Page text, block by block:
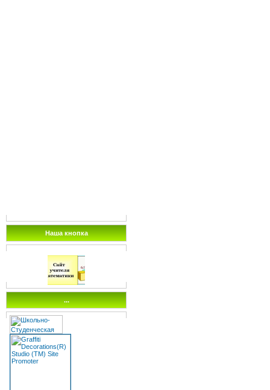
Наша кнопка
...